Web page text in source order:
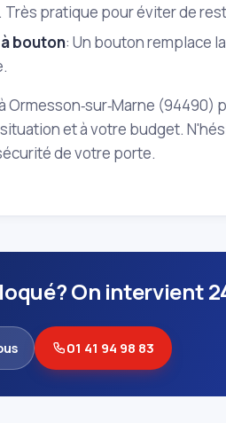
Très pratique pour éviter de
bouton: Un bouton remplace
Ormesson‑sur‑Marne
et à votre budget.
de votre porte.
On intervient
01 41 94 98 83